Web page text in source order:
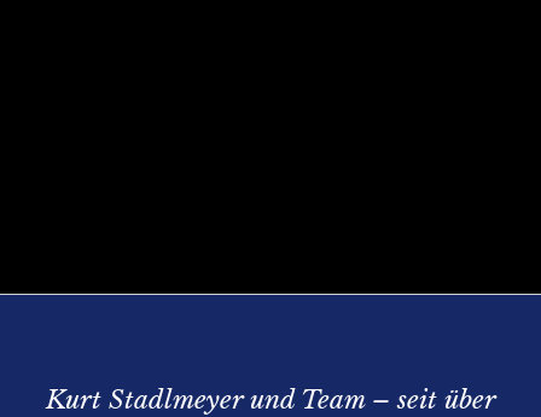
Kurt Stadlmeyer und Team – seit über